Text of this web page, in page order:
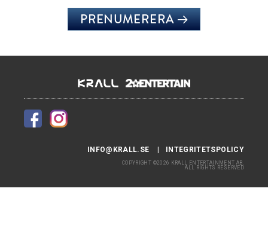
PRENUMERERA
INFO@KRALL.SE INTEGRITETSPOLICY
COPYRIGHT ©2026 KRALL ENTERTAINMENT AB.
ALL RIGHTS RESERVED